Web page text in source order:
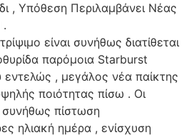
, Υπόθεση Περιλαμβάνει Νέας
.
είναι συνήθως διατίθεται
παρόμοια Starburst
εντελώς , μεγάλος νέα παίκτης
ποιότητας πίσω . Οι
πίστωση
ηλιακή ημέρα , ενίσχυση